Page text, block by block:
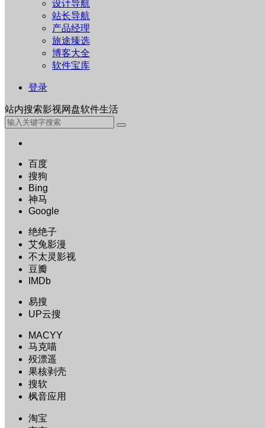
设计导航
站长导航
产品经理
旅途臻选
博客大全
软件宝库
登录
站内搜索影视网盘软件生活
百度
搜狗
Bing
神马
Google
绝绝子
艾兔影漫
不太灵影视
豆瓣
IMDb
易搜
UP云搜
MACYY
马克喵
殁漂遥
果核剥壳
搜软
枫音应用
淘宝